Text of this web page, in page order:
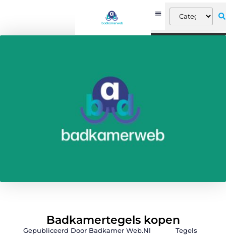
Badkamertegels kopen
Gepubliceerd Door Badkamer Web.nl Tegels